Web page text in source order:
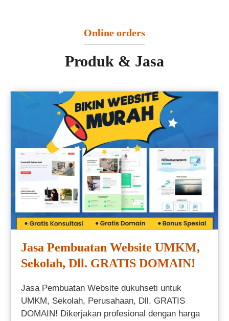
Online orders
Produk & Jasa
Jasa Pembuatan Website UMKM,
Sekolah, Dll. GRATIS DOMAIN!
Jasa Pembuatan Website dukuhseti untuk
UMKM, Sekolah, Perusahaan, Dll. GRATIS
DOMAIN! Dikerjakan profesional dengan harga